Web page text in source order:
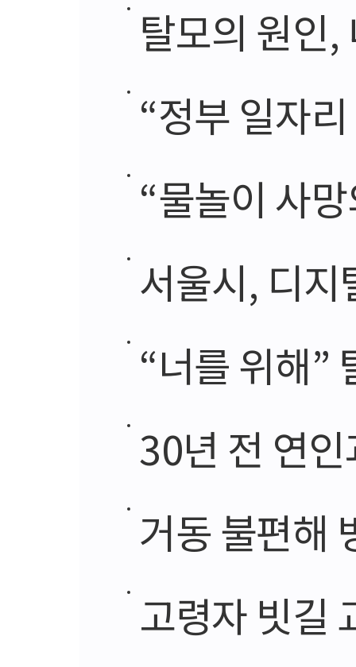
탈모의 원인,
“정부 일자
“물놀이 사
서울시, 디
“너를 위해”
30년 전 연
거동 불편해 병
고령자 빗길 교